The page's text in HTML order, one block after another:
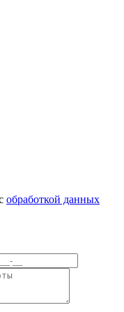
обработкой данных